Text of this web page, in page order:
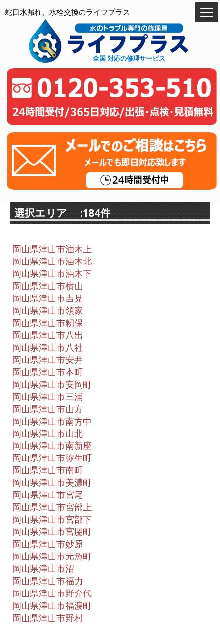
蛇口水漏れ、水栓交換のライフプラス
全国 対応の修理サービス
選択エリア :184件
岡山県津山市油木上
岡山県津山市油木北
岡山県津山市油木下
岡山県津山市横山
岡山県津山市吉見
岡山県津山市領家
岡山県津山市籾保
岡山県津山市八出
岡山県津山市八社
岡山県津山市安井
岡山県津山市本町
岡山県津山市安岡町
岡山県津山市三浦
岡山県津山市山方
岡山県津山市南方中
岡山県津山市山北
岡山県津山市南新座
岡山県津山市弥生町
岡山県津山市南町
岡山県津山市美濃町
岡山県津山市宮尾
岡山県津山市宮部上
岡山県津山市宮部下
岡山県津山市宮脇町
岡山県津山市妙原
岡山県津山市元魚町
岡山県津山市沼
岡山県津山市福力
岡山県津山市野介代
岡山県津山市福渡町
岡山県津山市野村